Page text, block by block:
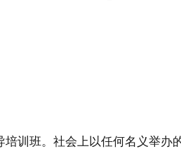
班。社会上以任何名义举办